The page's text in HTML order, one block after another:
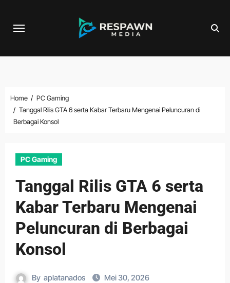
Home
PC Gaming
Tanggal Rilis GTA 6 serta Kabar Terbaru Mengenai Peluncuran di
Berbagai Konsol
PC Gaming
Tanggal Rilis GTA 6 serta
Kabar Terbaru Mengenai
Peluncuran di Berbagai
Konsol
By aplatanados Mei 30, 2026